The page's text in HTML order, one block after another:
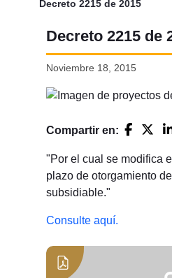
Decreto 2215 de 2015
Decreto 2215 de
Noviembre 18, 2015
Compartir en:
"Por el cual se modifica
plazo de otorgamiento
subsidiable."
Consulte aquí.